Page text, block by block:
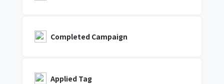
Completed Campaign
Applied Tag